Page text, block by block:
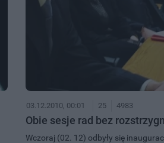
03.12.2010, 00:01 25 4983
Obie sesje rad bez
Wczoraj (02. 12) odbyły się